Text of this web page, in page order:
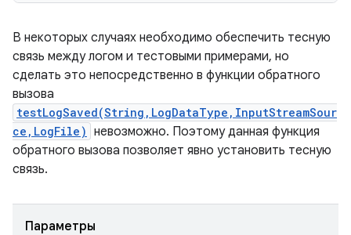
В некоторых случаях необходимо обеспечить тесную
связь между логом и тестовыми примерами, но
сделать это непосредственно в функции обратного
вызова
testLogSaved(String,LogDataType,InputStreamSour
ce,LogFile) невозможно. Поэтому данная функция
обратного вызова позволяет явно установить тесную
связь.
Параметры